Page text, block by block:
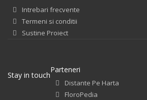
Intrebari frecvente
Termeni si conditii
Sustine Proiect
Stay in touch
Parteneri
Distante Pe Harta
FloroPedia